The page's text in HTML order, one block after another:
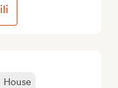
House